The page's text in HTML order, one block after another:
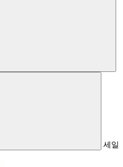
세일